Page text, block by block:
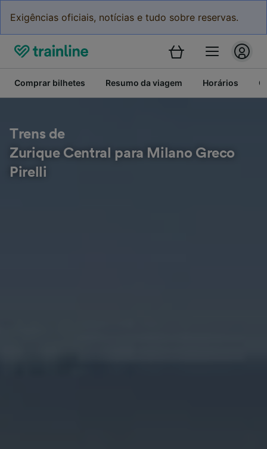
Exigências oficiais, notícias e tudo sobre reservas.
Comprar bilhetes Resumo da viagem Horários
Trens de
Zurique Central para Milano Greco
Pirelli